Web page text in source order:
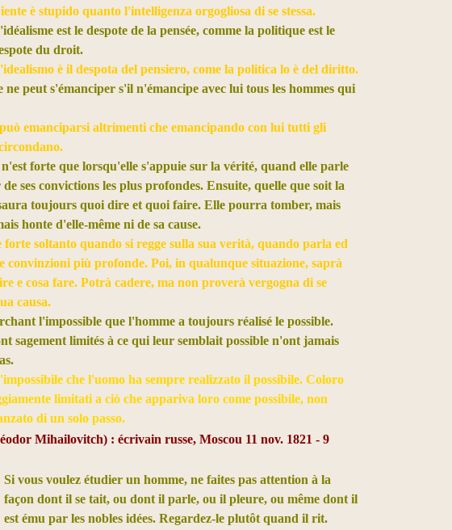
è stupido quanto l'intelligenza orgogliosa di se stessa.
est le despote de la pensée, comme la politique est le
du droit.
è il despota del pensiero, come la politica lo è del diritto.
ne peut s'émanciper s'il n'émancipe avec lui tous les hommes qui
emanciparsi altrimenti che emancipando con lui tutti gli
forte que lorsqu'elle s'appuie sur la vérité, quand elle parle
ses convictions les plus profondes. Ensuite, quelle que soit la
toujours quoi dire et quoi faire. Elle pourra tomber, mais
honte d'elle-même ni de sa cause.
forte soltanto quando si regge sulla sua verità, quando parla ed
convinzioni più profonde. Poi, in qualunque situazione, saprà
e cosa fare. Potrà cadere, ma non proverà vergogna di se
causa.
l'impossible que l'homme a toujours réalisé le possible.
sagement limités à ce qui leur semblait possible n'ont jamais
che l'uomo ha sempre realizzato il possibile. Coloro
limitati a ciò che appariva loro come possibile, non
di un solo passo.
Mihailovitch) : écrivain russe, Moscou 11 nov. 1821 - 9
Si vous voulez étudier un homme, ne faites pas attention à la
façon dont il se tait, ou dont il parle, ou il pleure, ou même dont il
est ému par les nobles idées. Regardez-le plutôt quand il rit.